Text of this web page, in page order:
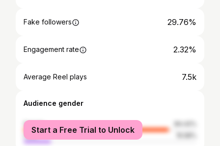
Fake followers 29.76%
Engagement rate 2.32%
Average Reel plays 7.5k
Audience gender
female
male
Start a Free Trial to Unlock